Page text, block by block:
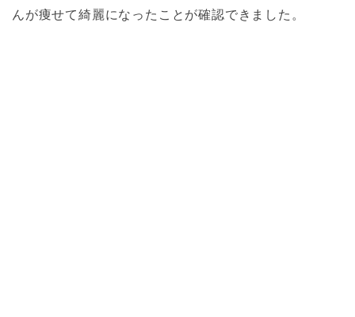
んが痩せて綺麗になったことが確認できました。